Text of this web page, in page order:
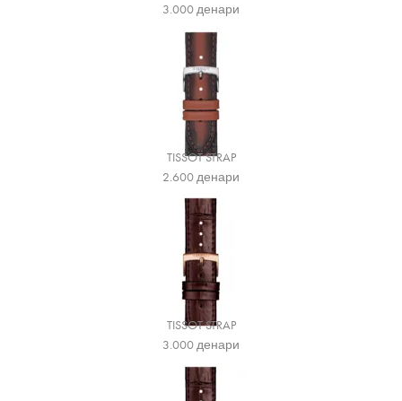
3.000денари
TISSOT STRAP
2.600денари
TISSOT STRAP
3.000денари